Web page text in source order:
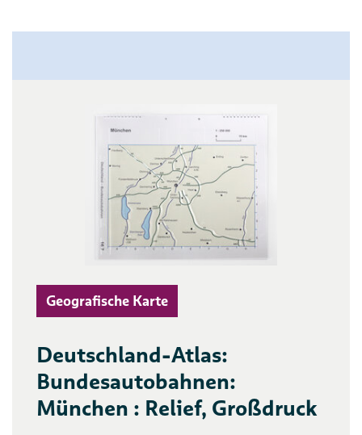
Geografische Karte
Deutschland-Atlas:
Bundesautobahnen:
München : Relief, Großdruck